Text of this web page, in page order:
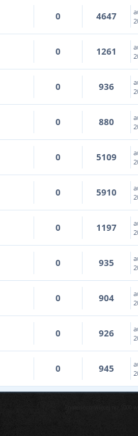
0 4647
0 1261
0 936
0 880
0 5109
0 5910
0 1197
0 935
0 904
0 926
0 945